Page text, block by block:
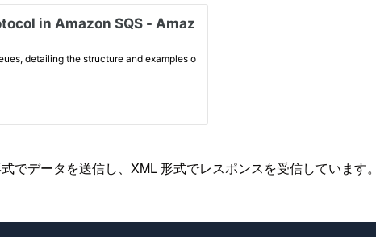
でデータを送信し、XML 形式でレスポンスを受信しています